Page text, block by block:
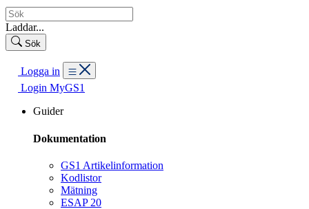
Laddar...
Sök
Logga in
Login MyGS1
Guider
Dokumentation
GS1 Artikelinformation
Kodlistor
Mätning
ESAP 20